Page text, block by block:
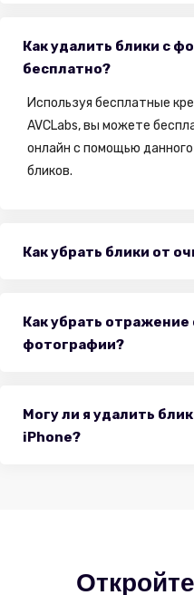
Как удалить блики с
бесплатно?
Используя бесплатные
AVCLabs, вы можете
онлайн с помощью
бликов.
Как убрать блики от
Как убрать отражение
фотографии?
Могу ли я удалить
iPhone?